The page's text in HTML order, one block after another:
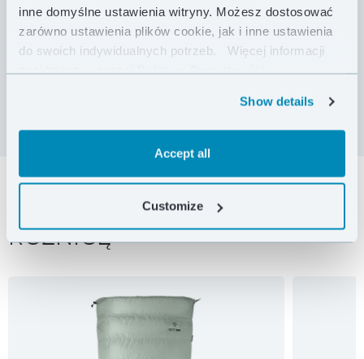
inne domyślne ustawienia witryny. Możesz dostosować
zarówno ustawienia plików cookie, jak i inne ustawienia
do swoich indywidualnych potrzeb.
Więcej informacji
znajdziesz w naszejPolityce Prywatności .
Show details
Accept all
Customize
DANE TECHNICZNE
DOSTAWA I ZWROTY
SZCZEGÓŁY,
KTÓRE ROBIĄ
RÓŻNICĘ